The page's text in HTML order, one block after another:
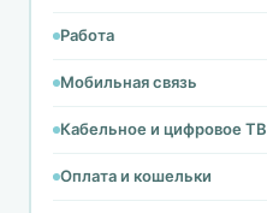
Работа
Мобильная связь
Кабельное и цифровое ТВ
Оплата и кошельки